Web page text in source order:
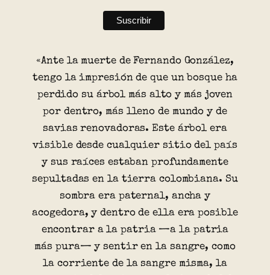
«Ante la muerte de Fernando González,
tengo la impresión de que un bosque ha
perdido su árbol más alto y más joven
por dentro, más lleno de mundo y de
savias renovadoras. Este árbol era
visible desde cualquier sitio del país
y sus raíces estaban profundamente
sepultadas en la tierra colombiana. Su
sombra era paternal, ancha y
acogedora, y dentro de ella era posible
encontrar a la patria —a la patria
más pura— y sentir en la sangre, como
la corriente de la sangre misma, la